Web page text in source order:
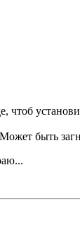
чтоб
быть